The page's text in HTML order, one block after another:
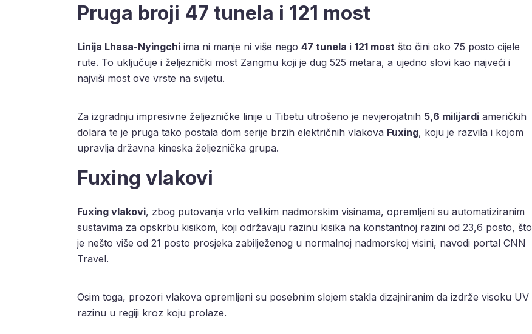
Pruga broji 47 tunela i 121 most
Linija Lhasa-Nyingchi ima ni manje ni više nego 47 tunela i 121 most što čini oko 75 posto cijele
rute. To uključuje i željeznički most Zangmu koji je dug 525 metara, a ujedno slovi kao najveći i
najviši most ove vrste na svijetu.
Za izgradnju impresivne željezničke linije u Tibetu utrošeno je nevjerojatnih 5,6 milijardi američkih
dolara te je pruga tako postala dom serije brzih električnih vlakova Fuxing, koju je razvila i kojom
upravlja državna kineska željeznička grupa.
Fuxing vlakovi
Fuxing vlakovi, zbog putovanja vrlo velikim nadmorskim visinama, opremljeni su automatiziranim
sustavima za opskrbu kisikom, koji održavaju razinu kisika na konstantnoj razini od 23,6 posto, što
je nešto više od 21 posto prosjeka zabilježenog u normalnoj nadmorskoj visini, navodi portal CNN
Travel.
Osim toga, prozori vlakova opremljeni su posebnim slojem stakla dizajniranim da izdrže visoku UV
razinu u regiji kroz koju prolaze.